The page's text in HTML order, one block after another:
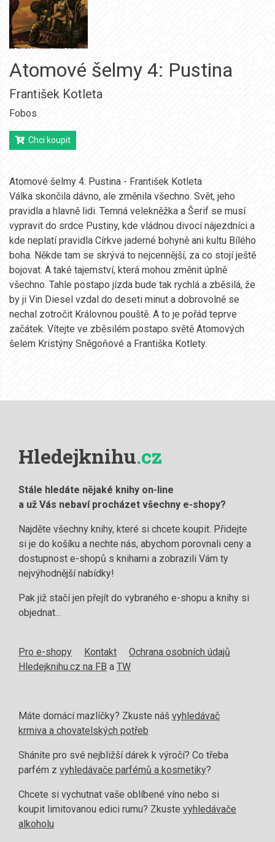
Atomové šelmy 4: Pustina
František Kotleta
Fobos
Chci koupit
Atomové šelmy 4: Pustina - František Kotleta
Válka skončila dávno, ale změnila všechno. Svět, jeho
pravidla a hlavně lidi. Temná velekněžka a Šerif se musí
vypravit do srdce Pustiny, kde vládnou divocí nájezdníci a
kde neplatí pravidla Církve jaderné bohyně ani kultu Bílého
boha. Někde tam se skrývá to nejcennější, za co stojí ještě
bojovat. A také tajemství, která mohou změnit úplně
všechno. Tahle postapo jízda bude tak rychlá a zběsilá, že
by ji Vin Diesel vzdal do deseti minut a dobrovolně se
nechal zotročit Královnou pouště. A to je pořád teprve
začátek. Vítejte ve zběsilém postapo světě Atomových
šelem Kristýny Sněgoňové a Františka Kotlety.
Hledejknihu.cz
Stále hledáte nějaké knihy on-line
a už Vás nebaví procházet všechny e-shopy?
Najděte všechny knihy, které si chcete koupit. Přidejte
si je do košíku a nechte nás, abychom porovnali ceny a
dostupnost e-shopů s knihami a zobrazili Vám ty
nejvýhodnější nabídky!
Pak již stačí jen přejít do vybraného e-shopu a knihy si
objednat...
Pro e-shopy Kontakt
Ochrana osobních údajů
Hledejknihu.cz na FB a TW
Máte domácí mazlíčky? Zkuste náš vyhledávač
krmiva a chovatelských potřeb
Sháníte pro své nejbližší dárek k výročí? Co třeba
parfém z vyhledávače parfémů a kosmetiky?
Chcete si vychutnat vaše oblíbené víno nebo si
koupit limitovanou edici rumu? Zkuste vyhledávače
alkoholu